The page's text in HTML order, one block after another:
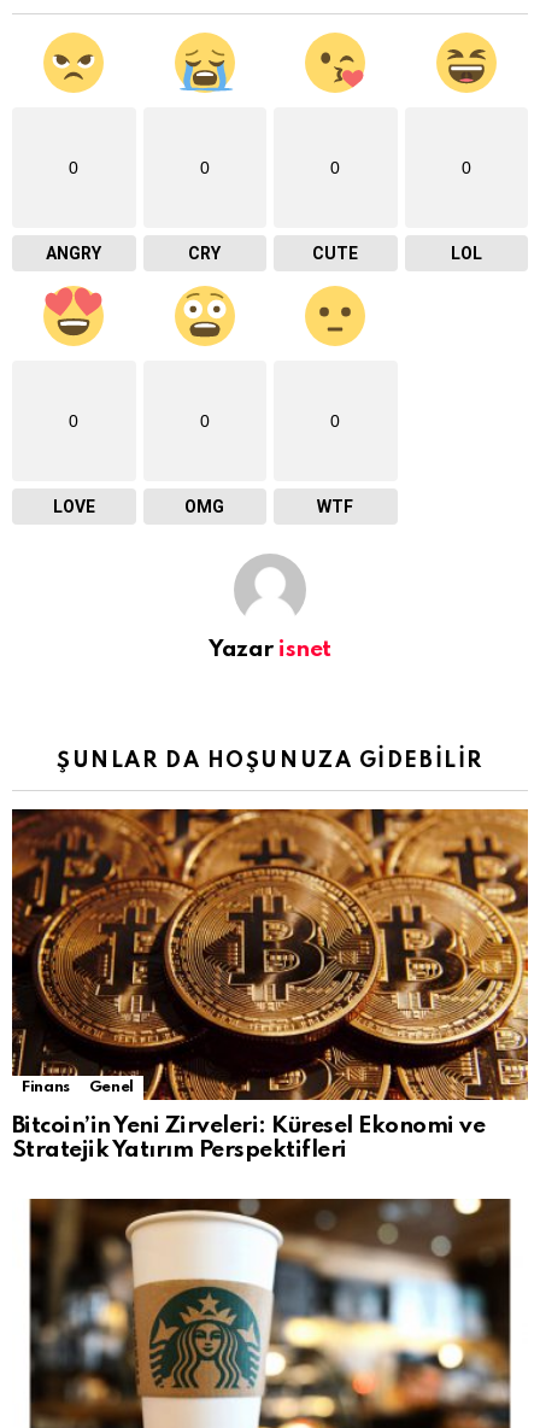
0
ANGRY
0
CRY
0
CUTE
0
LOL
0
LOVE
0
OMG
0
WTF
Yazar isnet
ŞUNLAR DA HOŞUNUZA GIDEBILIR
Finans Genel
Bitcoin’in Yeni Zirveleri: Küresel Ekonomi ve
Stratejik Yatırım Perspektifleri